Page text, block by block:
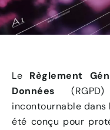
Le Règlement
Données
incontournable dans
été conçu pour